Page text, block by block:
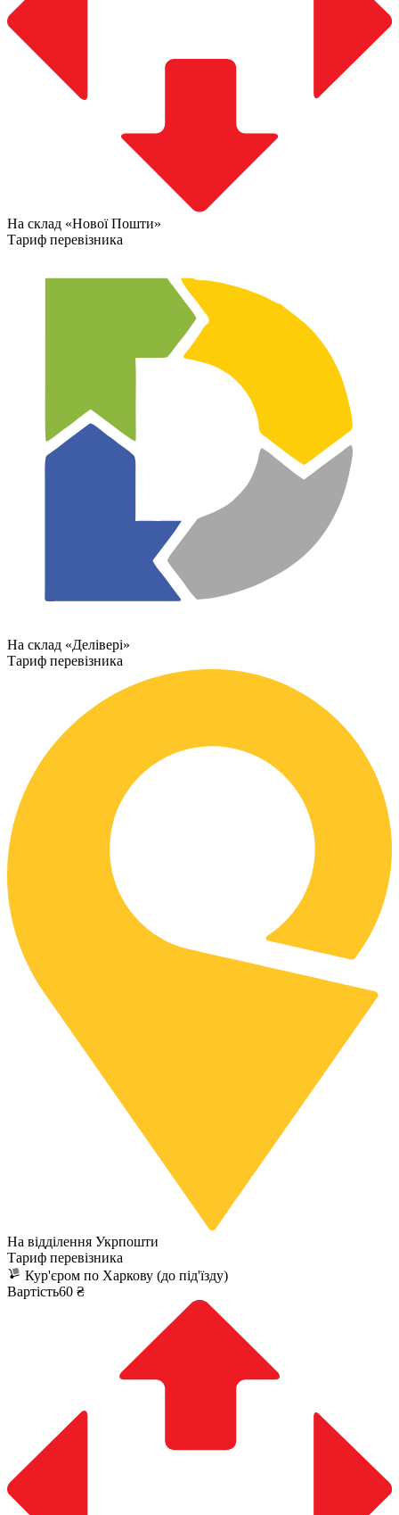
На склад «Нової Пошти»
Тариф перевізника
На склад «Делівері»
Тариф перевізника
На відділення Укрпошти
Тариф перевізника
Кур'єром по Харкову (до під'їзду)
Вартість60 ₴